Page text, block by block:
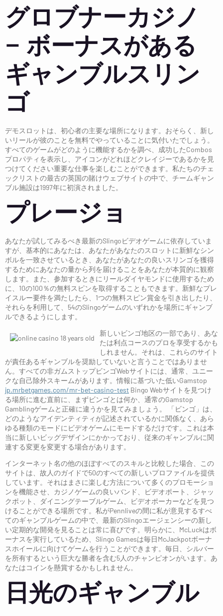
グロブナーカジノ
– ボーナスがある
ギャンブルスリン
ゴ
デモスロットは、初心者の主要な場所になります。おそらく、新し
いリールが彼のことを無料でやっていることに気付いたでしょう。
すべてのゲームがどのように機能するかを調べ、成功したCombos
プロパティを表示し、アイコンがどれほどクレイジーであるかを見
つけてください重要な仕事を楽しむことができます。私たちのチェ
ックリストの最古の英国の賭けウェブサイトの中で、チームギャン
ブル施設は1997年に初演されました。
プレージョ
あなたが試してみるべき最新のSlingoビデオゲームに依存していま
すが、基本的にあなたは、あなたがあなたのスロットに新鮮なシン
ボルを一致させているとき、あなたがあなたの良いスリンゴを獲得
するためにあなたの量から列を届けることをあなたが本質的に観察
します。また、参加するときにリールダイヤモンドに使用するため
に、10の100％の無料スピンを取得することもできます。新鮮なプレ
イスルー要件を満たしたら、1つの無料スピン賞金を引き出したり、
それらを利用して、54のSlingoゲームのいずれかを場所にギャンブ
ルできるようにします。
新しいビンゴ地区の一部であり、あな
たは利点コースのプロを享受するかも
しれません。それは、これらのサイト
が責任あるギャンブルを奨励していないと言うことではありませ
ん。すべての非ガムストップビンゴWebサイトには、通常、ユニー
クな自己除外スキームがあります。情報に基づいた低いGamstop
jp.mrbetgames.com/mr-bet-casino-test Bingo Webサイトを見つけ
る場所に進む直前に、まずビンゴとは何か、通常のGamstop
Gamblingゲームと正確に違うかを見てみましょう。 「ビンゴ」は、
どのようなアイデンティティが記述されているかに関係なく、あら
ゆる種類のモードにビデオゲームにモードするだけです。これは本
当に新しいビッグデザインにかかっており、従来のギャンブルに関
連する変更を変更する場合があります。
インターネット名の他のほぼすべてのスキルと比較した場合、この
サイトは、故人のガイドで50のすべての新しいプロファイルを提供
しています。それはまさに楽しむ方法について多くのプロモーショ
ンを機能させ、カジノゲームの良いバンド、ビデオポート、ジャッ
クポット、ダイニングテーブルゲーム、ビデオポーカーなどを見つ
けることができる場所です。私がPennliveの間に私が意見するすべ
てのギャンブルゲームの中で、最新のSlingoエージェンシーの新し
い定期的な開発を見ることは常に喜びです。明らかに、McLuckはボ
ーナスを実行しているため、Slingo Gamesは毎日McJackpotボーナ
スホイールに向けてゲームを行うことができます。毎日、シルバー
を所有するという巨大な勝者を含む5人のチャンピオンがいます。あ
なたはコインを懸賞するかもしれません。
日光のギャンブル